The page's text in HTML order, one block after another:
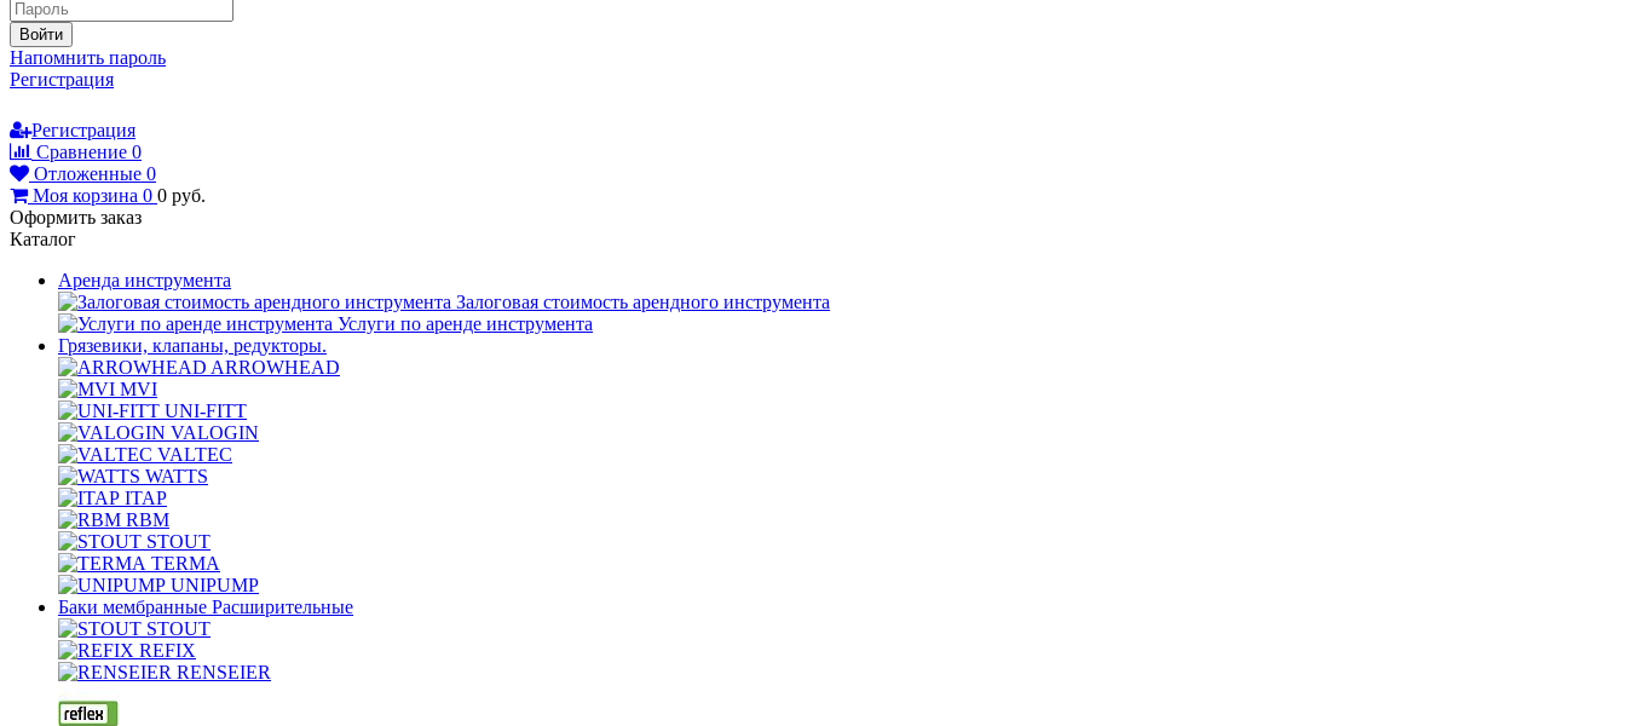
Войти
Напомнить пароль
Регистрация
Регистрация
Сравнение 0
Отложенные 0
Моя корзина 0 0 руб.
Оформить заказ
Каталог
Аренда инструмента
Залоговая стоимость арендного инструмента
Услуги по аренде инструмента
Грязевики, клапаны, редукторы.
ARROWHEAD
MVI
UNI-FITT
VALOGIN
VALTEC
WATTS
ITAP
RBM
STOUT
TERMA
UNIPUMP
Баки мембранные Расширительные
STOUT
REFIX
RENSEIER